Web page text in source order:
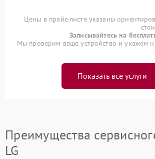
Цены в прайс-листе указаны
Записывайтесь на
Мы проверим ваше устройство и укажем
Показать все услуги
Преимущества
LG